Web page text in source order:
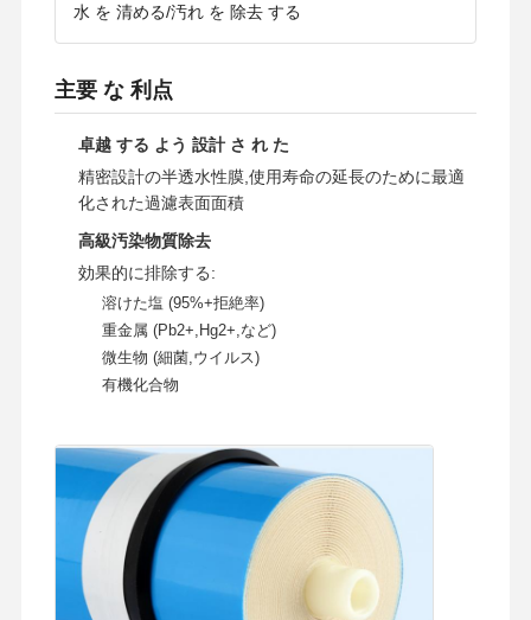
水 を 清める/汚れ を 除去 する
主要 な 利点
卓越 する よう 設計 さ れ た
精密設計の半透水性膜,使用寿命の延長のために最適
化された過濾表面面積
高級汚染物質除去
効果的に排除する:
溶けた塩 (95%+拒絶率)
重金属 (Pb2+,Hg2+,など)
微生物 (細菌,ウイルス)
有機化合物